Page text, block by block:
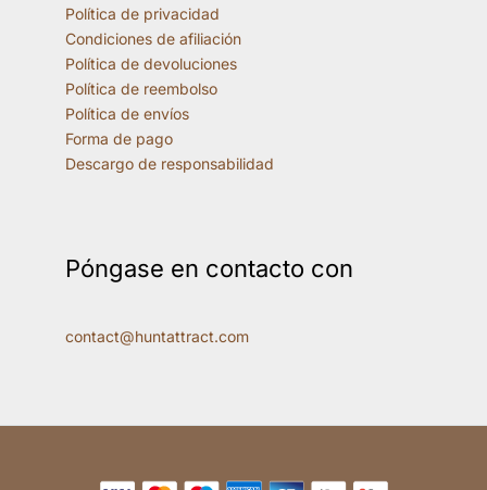
Política de privacidad
Condiciones de afiliación
Política de devoluciones
Política de reembolso
Política de envíos
Forma de pago
Descargo de responsabilidad
Póngase en contacto con
contact@huntattract.com